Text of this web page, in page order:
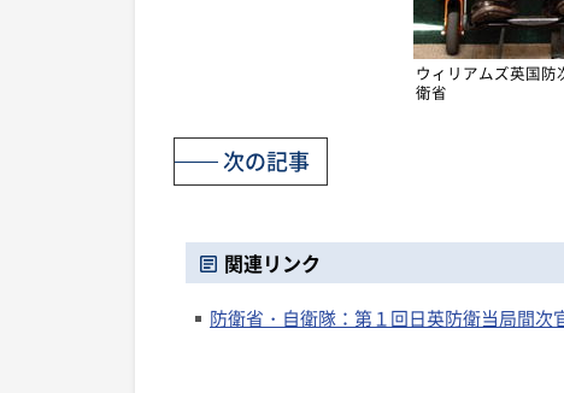
ウィリアムズ英国
衛省
次の記事
関連リンク
防衛省・自衛隊：第１回日英防衛当局間次